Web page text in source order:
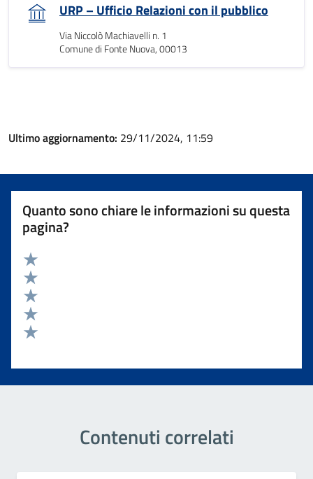
URP – Ufficio Relazioni con il pubblico
Via Niccolò Machiavelli n. 1
Comune di Fonte Nuova, 00013
Ultimo aggiornamento: 29/11/2024, 11:59
Quanto sono chiare le informazioni su questa
pagina?
Valuta 5 stelle su 5
Valuta 4 stelle su 5
Valuta 3 stelle su 5
Valuta 2 stelle su 5
Contenuti correlati